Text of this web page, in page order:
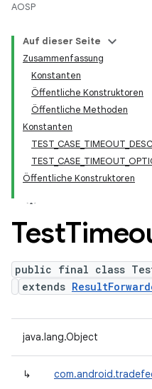
AOSP
Auf dieser Seite
Zusammenfassung
Konstanten
Öffentliche Konstruktoren
Öffentliche Methoden
Konstanten
Öffentliche Konstruktoren
Test
public final class
extends
java.lang.Object
↳